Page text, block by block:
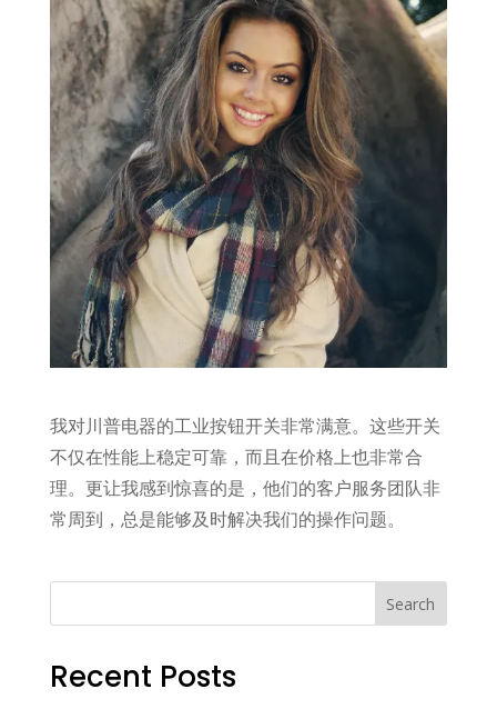
我对川普电器的工业按钮开关非常满意。这些开关
不仅在性能上稳定可靠，而且在价格上也非常合
理。更让我感到惊喜的是，他们的客户服务团队非
常周到，总是能够及时解决我们的操作问题。
Search
Recent Posts